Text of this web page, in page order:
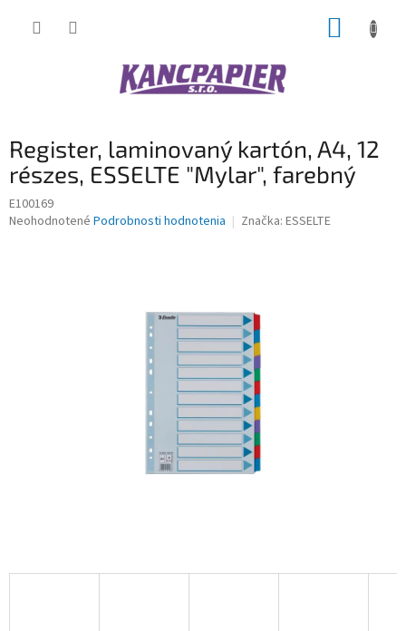
Register, laminovaný kartón, A4, 12
részes, ESSELTE "Mylar", farebný
E100169
Priemerné
Neohodnotené Podrobnosti hodnotenia Značka: ESSELTE